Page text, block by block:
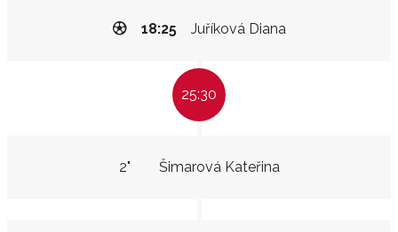
Juříková Diana
18:25
25:30
Šimarová Kateřina
2"